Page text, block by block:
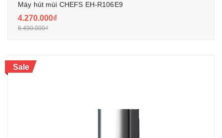
Máy hút mùi CHEFS EH-R106E9
4.270.000₫
6.490.000₫
Sale